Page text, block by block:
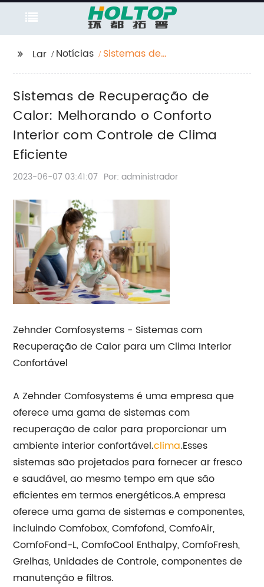
Lar Notícias
Sistemas de
Conforto Interior com
Controle de Clima
Eficiente
Sistemas de Recuperação de
Calor: Melhorando o Conforto
Interior com Controle de Clima
Eficiente
2023-06-07 03:41:07 Por: administrador
Zehnder Comfosystems - Sistemas com
Recuperação de Calor para um Clima Interior
Confortável
A Zehnder Comfosystems é uma empresa que
oferece uma gama de sistemas com
recuperação de calor para proporcionar um
ambiente interior confortável.clima.Esses
sistemas são projetados para fornecer ar fresco
e saudável, ao mesmo tempo em que são
eficientes em termos energéticos.A empresa
oferece uma gama de sistemas e componentes,
incluindo Comfobox, Comfofond, ComfoAir,
ComfoFond-L, ComfoCool Enthalpy, ComfoFresh,
Grelhas, Unidades de Controle, componentes de
manutenção e filtros.